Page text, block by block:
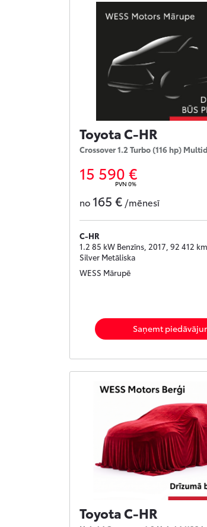
Toyota C-HR
Crossover 1.2 Turbo (116 hp)
15 590 €
PVN 0%
no 165 € /mēnesī
C-HR
1.2 85 kW Benzīns, 2017, 92 412
Silver Metāliska
WESS Mārupē
Saņemt
Toyota C-HR